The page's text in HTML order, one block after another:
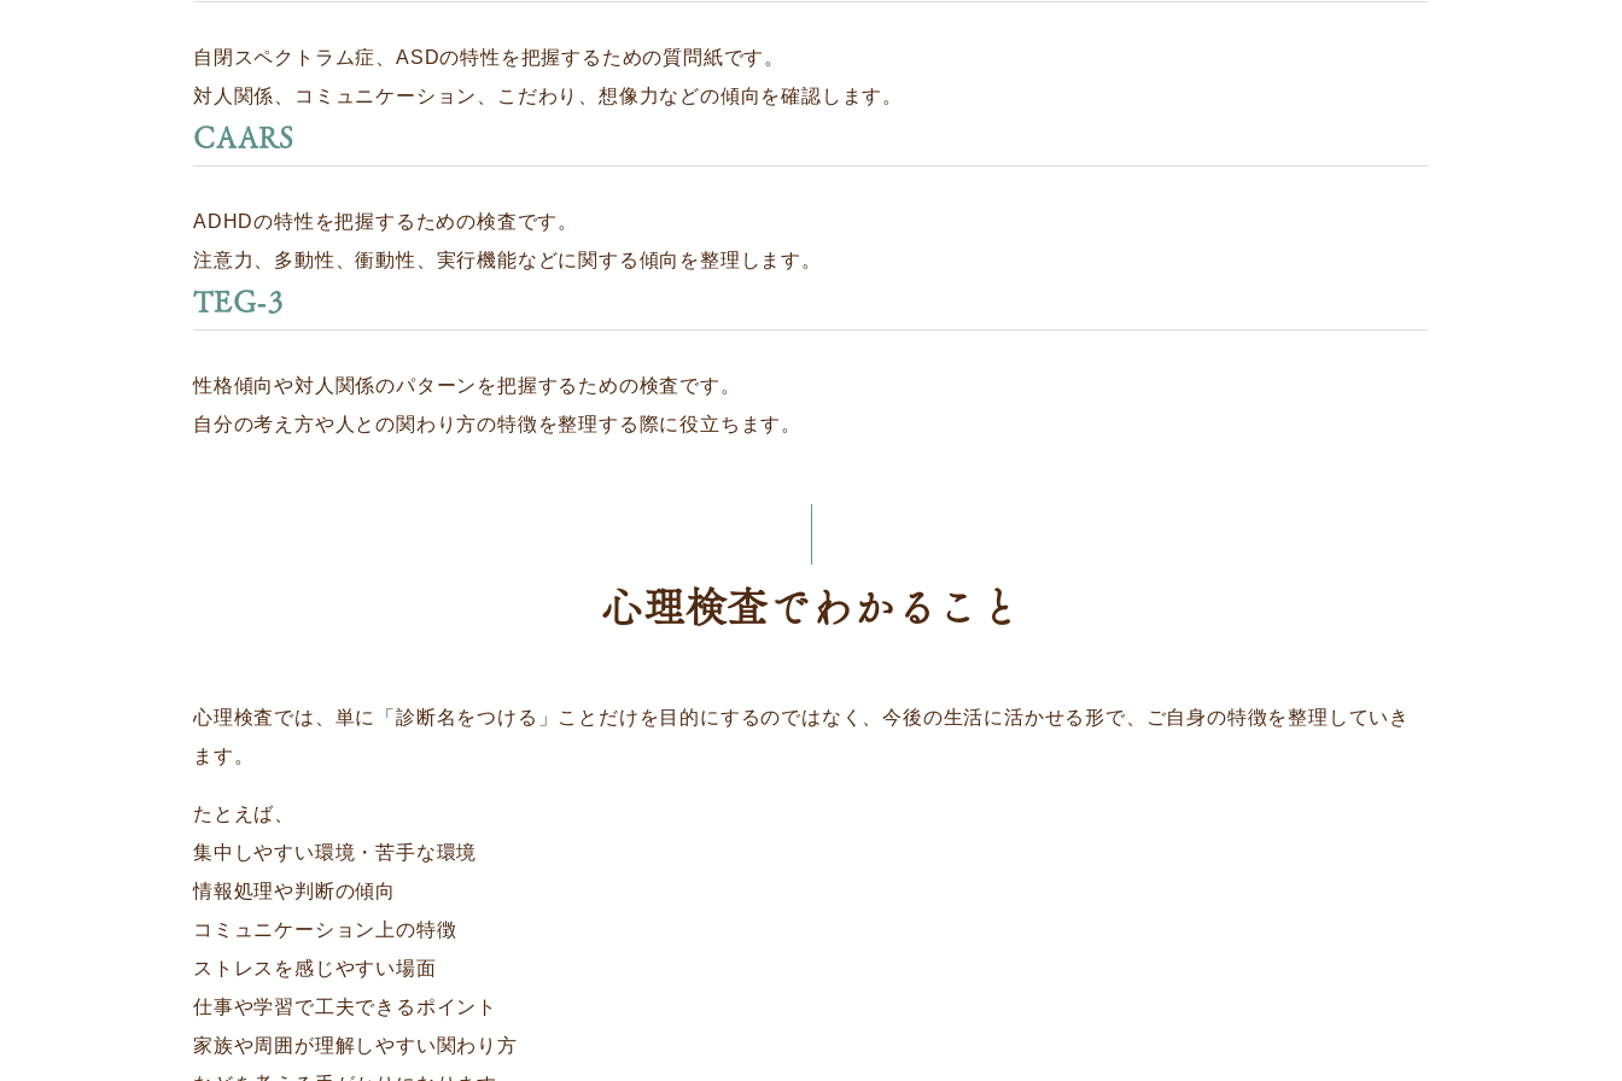
自閉スペクトラム症、ASDの特性を把握するための質問紙です。
対人関係、コミュニケーション、こだわり、想像力などの傾向を確認します。
CAARS
ADHDの特性を把握するための検査です。
注意力、多動性、衝動性、実行機能などに関する傾向を整理します。
TEG-3
性格傾向や対人関係のパターンを把握するための検査です。
自分の考え方や人との関わり方の特徴を整理する際に役立ちます。
心理検査でわかること
心理検査では、単に「診断名をつける」ことだけを目的にするのではなく、今後の生活に活かせる形で、ご自身の特徴を整理していき
ます。
たとえば、
集中しやすい環境・苦手な環境
情報処理や判断の傾向
コミュニケーション上の特徴
ストレスを感じやすい場面
仕事や学習で工夫できるポイント
家族や周囲が理解しやすい関わり方